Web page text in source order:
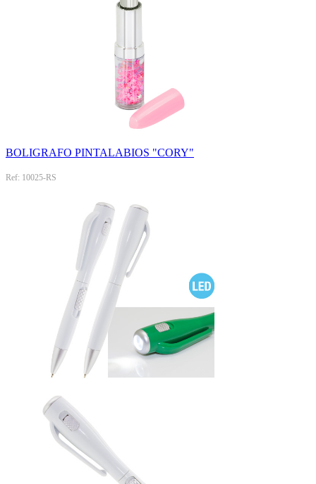
BOLIGRAFO PINTALABIOS "CORY"
Ref: 10025-RS